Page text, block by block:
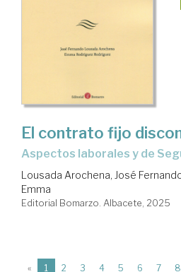
El contrato fijo
aspectos laborales y de
Lousada Arochena, José
Emma
Editorial Bomarzo. Albacete, 2025
« 1 (current)
2 3 4 5 6 7 8